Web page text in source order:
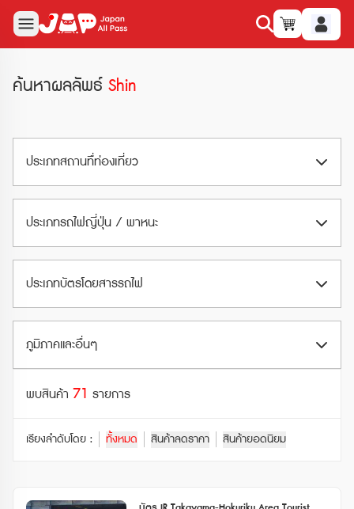
ค้นหาผลลัพธ์ Shin
ประเภทสถานทืี่ท่องเที่ยว
สวนสนุก (Amusement Park)
สวนน้ำ (Waterpark)
พิพิธภัณฑ์ (Museum)
สวนสัตว์และอควาเรียม (Zoo & Aquarium)
กระเช้าลอยฟ้า (Ropeway)
ประเภทรถไฟญี่ปุ่น / พาหนะ
Limited Express
Shinkansen
รถไฟใต้ดิน (Subway)
ประเภทบัตรโดยสารรถไฟ
ตั๋วรถไฟ JR (JR Ticket)
ตั๋วรถไฟอื่นๆ (Other Train Ticket)
ตั๋วรถไฟเอกชน (Private Railway Ticket)
พาสรถไฟ JR (JR Pass)
พาสรถไฟเอกชน (Private Railways Pass)
ภูมิภาคและอื่นๆ
ฮอกไกโด (Hokkaido)
โทโฮคุ (Tohoku)
ชูบุ (Chubu)
พบสินค้า 71 รายการ
เรียงลำดับโดย : ทั้งหมด สินค้าลดราคา สินค้ายอดนิยม